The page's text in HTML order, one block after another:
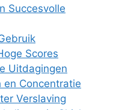
Succesvolle
Scores
Uitdagingen
en Concentratie
Verslaving